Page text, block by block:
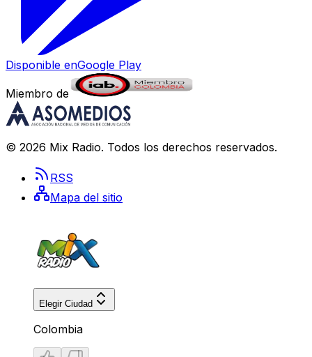
Disponible enGoogle Play
Miembro de
© 2026 Mix Radio. Todos los derechos reservados.
RSS
Mapa del sitio
Elegir Ciudad
Colombia